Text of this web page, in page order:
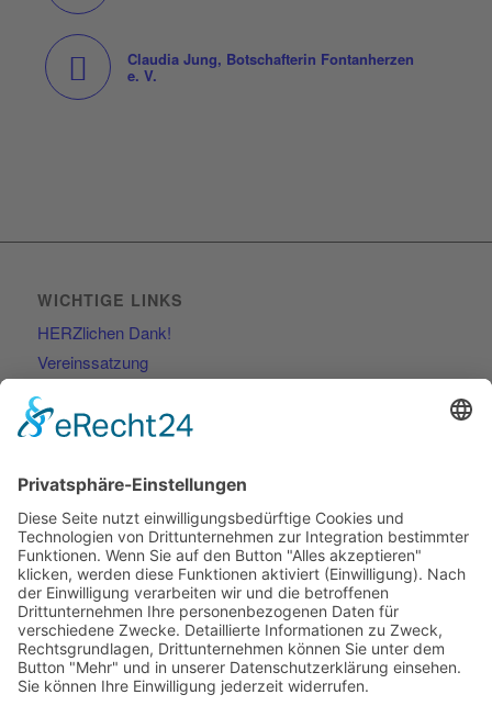
Claudia Jung, Botschafterin Fontanherzen
e. V.
WICHTIGE LINKS
HERZlichen Dank!
Vereinssatzung
Kontakt
RECHTLICHES
Impressum
Datenschutzerklärung